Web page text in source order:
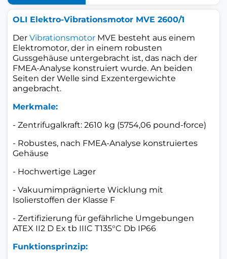
OLI Elektro-Vibrationsmotor MVE 2600/1
Der Vibrationsmotor MVE besteht aus einem
Elektromotor, der in einem robusten
Gussgehäuse untergebracht ist, das nach der
FMEA-Analyse konstruiert wurde. An beiden
Seiten der Welle sind Exzentergewichte
angebracht.
Merkmale:
- Zentrifugalkraft: 2610 kg (5754,06 pound-force)
- Robustes, nach FMEA-Analyse konstruiertes
Gehäuse
- Hochwertige Lager
- Vakuumimprägnierte Wicklung mit
Isolierstoffen der Klasse F
- Zertifizierung für gefährliche Umgebungen
ATEX II2 D Ex tb IIIC T135°C Db IP66
Funktionsprinzip: